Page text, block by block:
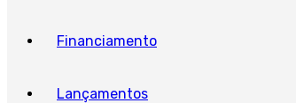
Financiamento
Lançamentos